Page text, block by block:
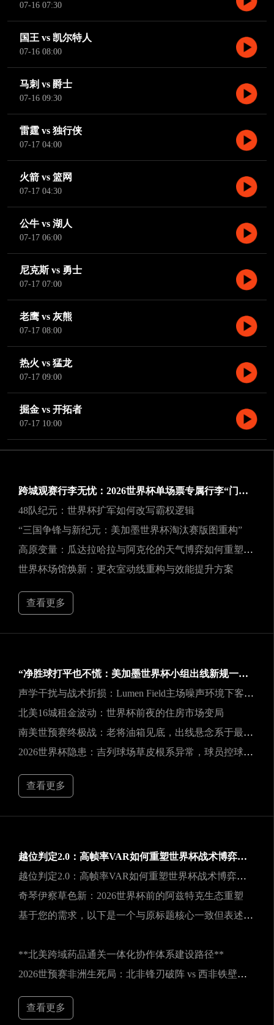
07-16 07:30
国王 vs 凯尔特人
07-16 08:00
马刺 vs 爵士
07-16 09:30
雷霆 vs 独行侠
07-17 04:00
火箭 vs 篮网
07-17 04:30
公牛 vs 湖人
07-17 06:00
尼克斯 vs 勇士
07-17 07:00
老鹰 vs 灰熊
07-17 08:00
热火 vs 猛龙
07-17 09:00
掘金 vs 开拓者
07-17 10:00
跨城观赛行李无忧：2026世界杯单场票专属行李“门到门”跨城速达方案
48队纪元：世界杯扩军如何改写霸权逻辑
“三国争锋与新纪元：美加墨世界杯淘汰赛版图重构”
高原变量：瓜达拉哈拉与阿克伦的天气博弈如何重塑2026世界杯战术逻辑
世界杯场馆焕新：更衣室动线重构与效能提升方案
查看更多
“净胜球打平也不慌：美加墨世界杯小组出线新规一图看懂”
声学干扰与战术折损：Lumen Field主场噪声环境下客队边线发球效能的影响研究
北美16城租金波动：世界杯前夜的住房市场变局
南美世预赛终极战：老将油箱见底，出线悬念系于最后一口气
2026世界杯隐患：吉列球场草皮根系异常，球员控球可能严重失准
查看更多
越位判定2.0：高帧率VAR如何重塑世界杯战术博弈规则
越位判定2.0：高帧率VAR如何重塑世界杯战术博弈规则
奇琴伊察草色新：2026世界杯前的阿兹特克生态重塑
基于您的需求，以下是一个与原标题核心一致但表述不同的新标题：
**北美跨域药品通关一体化协作体系建设路径**
2026世预赛非洲生死局：北非锋刃破阵 vs 西非铁壁封喉
查看更多